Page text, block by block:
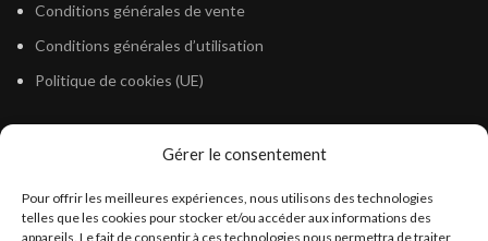
Gérer le consentement
Pour offrir les meilleures expériences, nous utilisons des technologies
telles que les cookies pour stocker et/ou accéder aux informations des
appareils. Le fait de consentir à ces technologies nous permettra de traiter
Conditions générales de vente
Conditions générales d’utilisation
Politique de cookies (UE)
Législation Gasoil Fioul GNR